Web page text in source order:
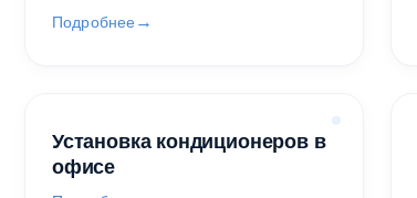
Подробнее
Установка кондиционеров в
офисе